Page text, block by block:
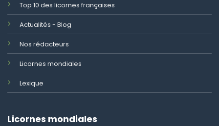
Top 10 des licornes françaises
Actualités - Blog
Nos rédacteurs
Licornes mondiales
Lexique
Licornes mondiales